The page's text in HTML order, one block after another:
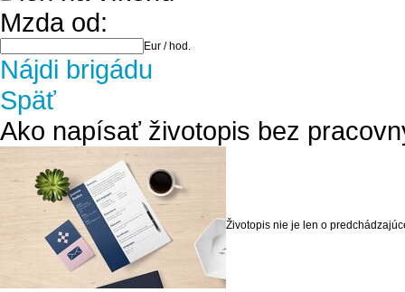
Mzda od:
Eur / hod.
Nájdi brigádu
Späť
Ako napísať životopis bez
Životopis nie je len o